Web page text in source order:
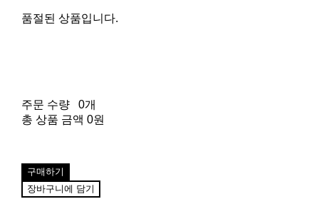
품절된 상품입니다.
주문 수량
0개
총 상품 금액 0원
구매하기
장바구니에 담기